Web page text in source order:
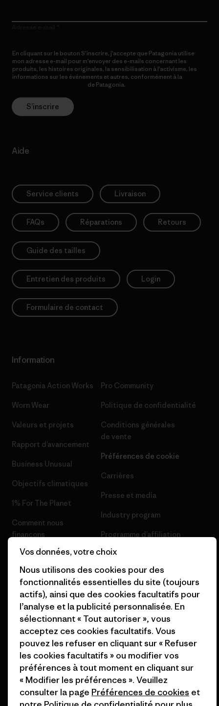
En cliquant sur le bouton S’inscrire, j’accepte que Patagonia utilise
mon adresse e-mail pour m’envoyer des e-mails concernant les
produits, les histoires originales, la sensibilisation à l’activisme, les
informations sur les événements et autres, conformément à la
de Patagonia.
S’inscrire
Aide
Service clients Livraison
FAQs Réparations Retours
Guide des tailles
Entretien des produits Login
Formulaire de contact
Information
Patagonia Action Works
Worn Wear
Valeurs et projets
Rapport d’avancement
Business Unusual
Objectifs climatiques
1% For The Planet
Comment nous
finançons
Cartes cadeaux
Nos magasins
Pro Community
Politique de confidentialité
Conditions générales
de vente
Préférences de cookie
Carrières
Presse et media
Industry program
Programme d’affiliation
Patagonia Belgique Plan du
site
© 2026 Patagonia, Inc. All Rights Reserved.
français
Vos données, votre choix
Nous utilisons des cookies pour des
fonctionnalités essentielles du site (toujours
actifs), ainsi que des cookies facultatifs pour
l’analyse et la publicité personnalisée. En
sélectionnant « Tout autoriser », vous
acceptez ces cookies facultatifs. Vous
pouvez les refuser en cliquant sur « Refuser
les cookies facultatifs » ou modifier vos
préférences à tout moment en cliquant sur
« Modifier les préférences ». Veuillez
consulter la page Préférences de cookies et